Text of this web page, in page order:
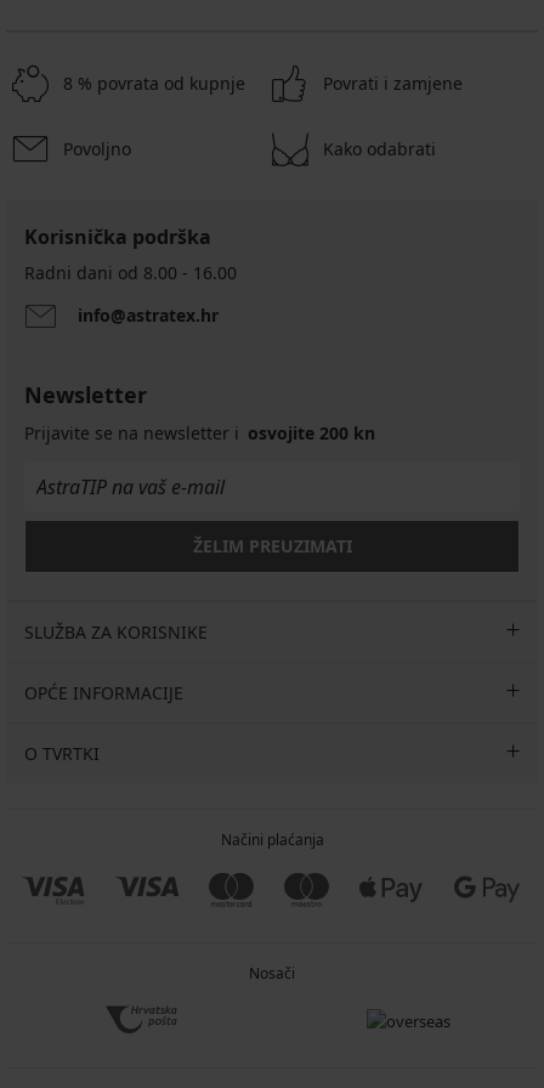
8 % povrata od kupnje Povrati i zamjene
Povoljno Kako odabrati
Korisnička podrška
Radni dani od 8.00 - 16.00
info@astratex.hr
Newsletter
Prijavite se na newsletter i osvojite 200 kn
ŽELIM PREUZIMATI
SLUŽBA ZA KORISNIKE
OPĆE INFORMACIJE
O TVRTKI
Načini plaćanja
Nosači